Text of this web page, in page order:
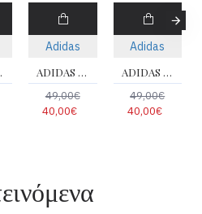
Adidas
ADIDAS TENSAUR SPORT 2 GW6425
49,00€
40,00€
Adidas
ADIDAS GRAND COURT 2.0 K GY2578
49,00€
40,00€